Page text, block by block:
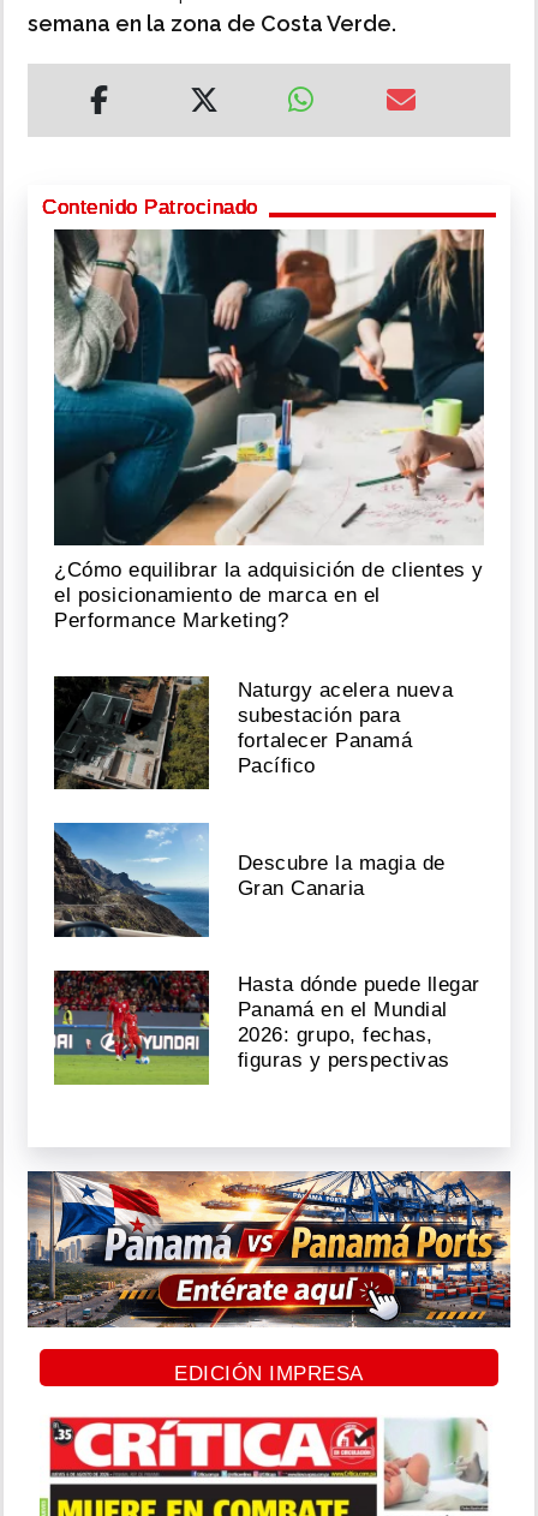
semana en la zona de Costa Verde.
Contenido Patrocinado
¿Cómo equilibrar la adquisición de clientes y
el posicionamiento de marca en el
Performance Marketing?
Naturgy acelera nueva
subestación para
fortalecer Panamá
Pacífico
Descubre la magia de
Gran Canaria
Hasta dónde puede llegar
Panamá en el Mundial
2026: grupo, fechas,
figuras y perspectivas
EDICIÓN IMPRESA